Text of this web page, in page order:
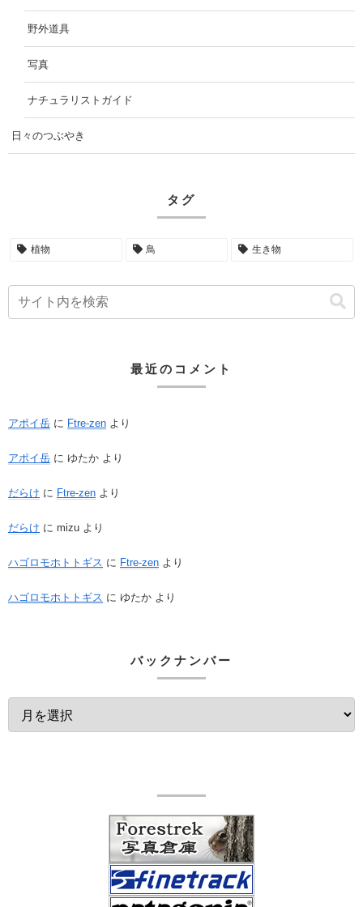
野外道具
写真
ナチュラリストガイド
日々のつぶやき
タグ
植物 鳥 生き物
最近のコメント
アポイ岳 に Ftre-zen より
アポイ岳 に ゆたか より
だらけ に Ftre-zen より
だらけ に mizu より
ハゴロモホトトギス に Ftre-zen より
ハゴロモホトトギス に ゆたか より
バックナンバー